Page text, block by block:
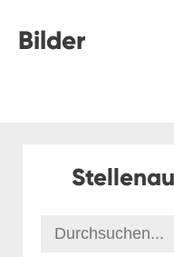
Bilder